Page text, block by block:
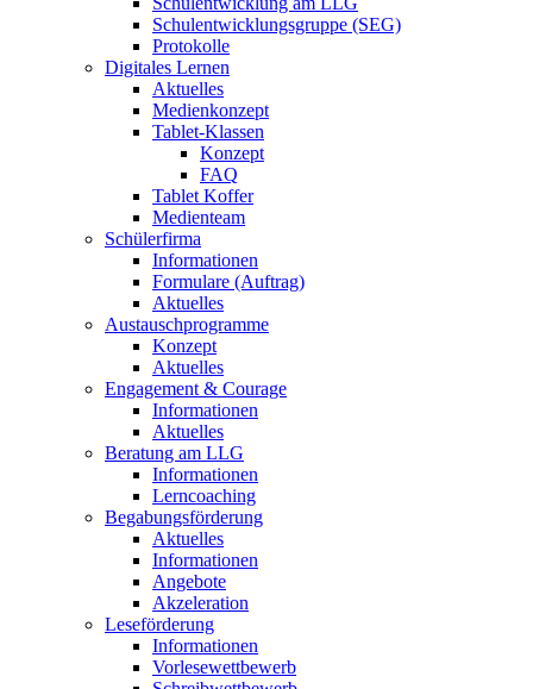
Schulentwicklungsgruppe (SEG)
Protokolle
Digitales Lernen
Aktuelles
Medienkonzept
Tablet-Klassen
Konzept
FAQ
Tablet Koffer
Medienteam
Schülerfirma
Informationen
Formulare (Auftrag)
Aktuelles
Austauschprogramme
Konzept
Aktuelles
Engagement & Courage
Informationen
Aktuelles
Beratung am LLG
Informationen
Lerncoaching
Begabungsförderung
Aktuelles
Informationen
Angebote
Akzeleration
Leseförderung
Informationen
Vorlesewettbewerb